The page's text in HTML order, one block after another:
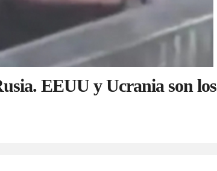
EEUU y Ucrania son los